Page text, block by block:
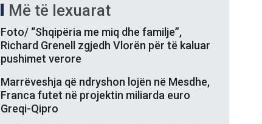
Më të lexuarat
Foto/ “Shqipëria me miq dhe familje”,
Richard Grenell zgjedh Vlorën për të kaluar
pushimet verore
Marrëveshja që ndryshon lojën në Mesdhe,
Franca futet në projektin miliarda euro
Greqi-Qipro